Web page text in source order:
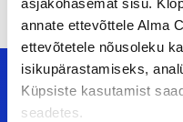
asjakohasemat sisu.
annate ettevõttele Alma
ettevõtetele nõusoleku
isikupärastamiseks,
Küpsiste kasutamist
seadetes.